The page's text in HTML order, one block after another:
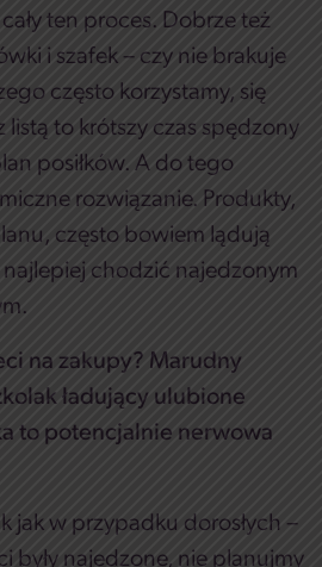
ten proces. Dobrze też
i szafek – czy nie brakuje
często korzystamy, się
listą to krótszy czas spędzony
posiłków. A do tego
rozwiązanie. Produkty,
często bowiem lądują
chodzić najedzonym
na zakupy? Marudny
ładujący ulubione
to potencjalnie nerwowa
jak w przypadku dorosłych –
były najedzone, nie planujmy